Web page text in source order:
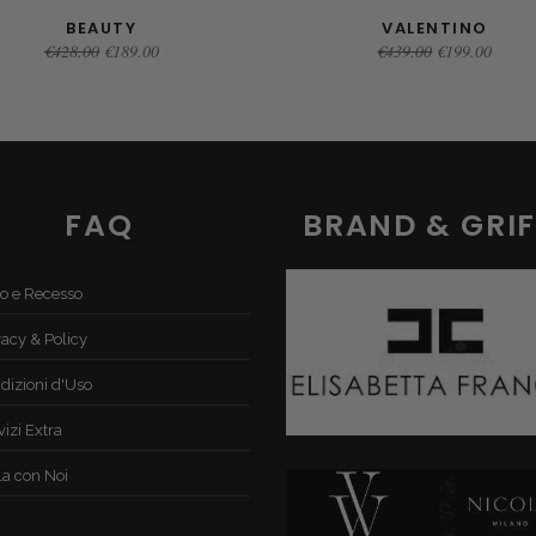
SELECT OPTIONS
BEAUTY
€428.00 Original
€189.00Current
SELECT OPTIONS
VALENTINO
€439.00 Original
€199.00Current
FAQ
e Recesso
& Policy
d'Uso
Extra
con Noi
BRAND &